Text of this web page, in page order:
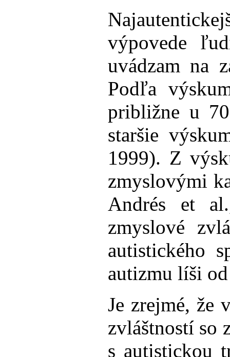
výpovede
uvádzam na
Podľa
približne u
staršie
1999). Z
zmyslovými
Andrés et
zmyslové
autistického
autizmu líši
Je zrejmé, že
zvláštností so
s autistickou